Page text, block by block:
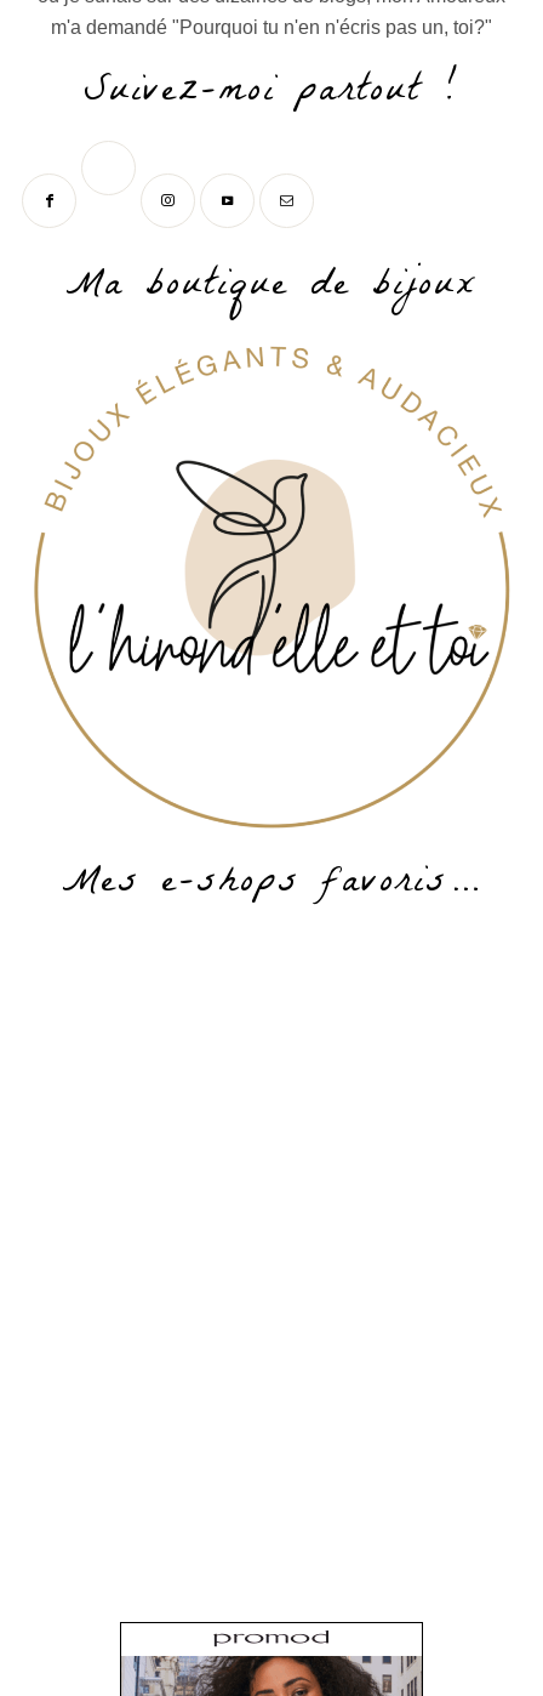
m'a demandé "Pourquoi tu n'en n'écris pas un, toi?"
Suivez-moi partout !
Ma boutique de bijoux
Mes e-shops favoris…